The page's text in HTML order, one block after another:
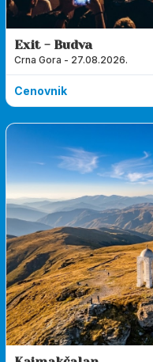
Exit - Budva
Crna Gora - 27.08.2026.
Cenovnik